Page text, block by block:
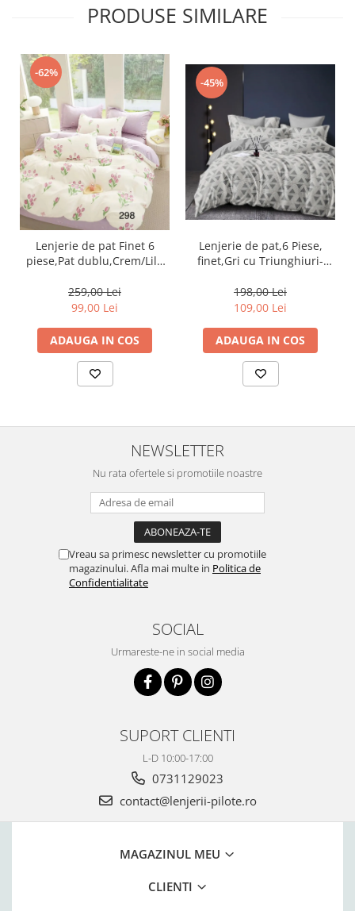
PRODUSE SIMILARE
-62%
Lenjerie de pat Finet 6
piese,Pat dublu,Crem/Lila
259,00 Lei
99,00 Lei
ADAUGA IN COS
-45%
Lenjerie de pat,6 Piese,
finet,Gri cu Triunghiuri-
198,00 Lei
109,00 Lei
ADAUGA IN COS
NEWSLETTER
Nu rata ofertele si promotiile noastre
Vreau sa primesc newsletter cu promotiile
magazinului. Afla mai multe in Politica de
Confidentialitate
SOCIAL
Urmareste-ne in social media
SUPORT CLIENTI
L-D 10:00-17:00
0731129023
contact@lenjerii-pilote.ro
MAGAZINUL MEU
CLIENTI